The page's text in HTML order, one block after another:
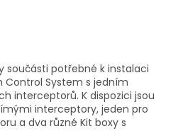
součásti potřebné k instalaci
System s jedním
interceptorů. K dispozici jsou
interceptory, jeden pro
a dva různé Kit boxy s